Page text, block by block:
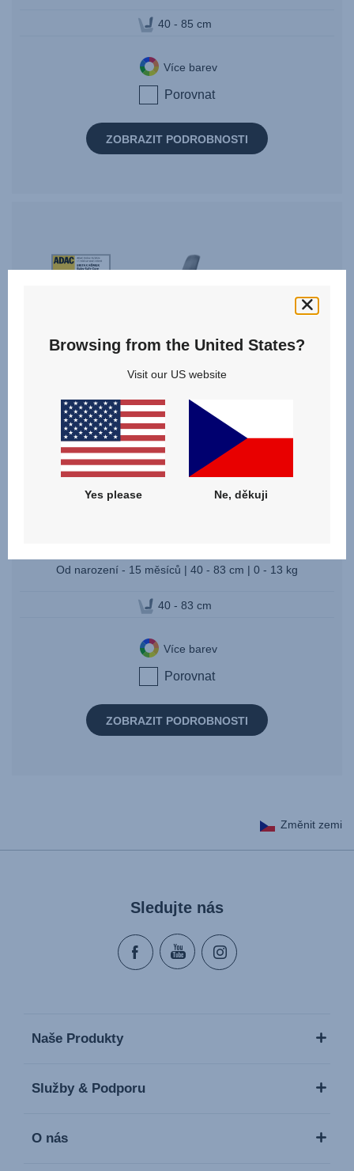
40 - 85 cm
Více barev
Porovnat
ZOBRAZIT PODROBNOSTI
Award
Od narození - 15 měsíců | 40 - 83 cm | 0 - 13 kg
40 - 83 cm
Více barev
Porovnat
ZOBRAZIT PODROBNOSTI
Změnit zemi
Sledujte nás
Naše Produkty
Služby & Podporu
O nás
Browsing from the United States?
Visit our US website
Yes please Ne, děkuji